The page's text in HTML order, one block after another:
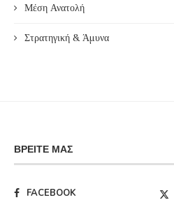
Μέση Ανατολή
Στρατηγική & Άμυνα
ΒΡΕΊΤΕ ΜΑΣ
FACEBOOK